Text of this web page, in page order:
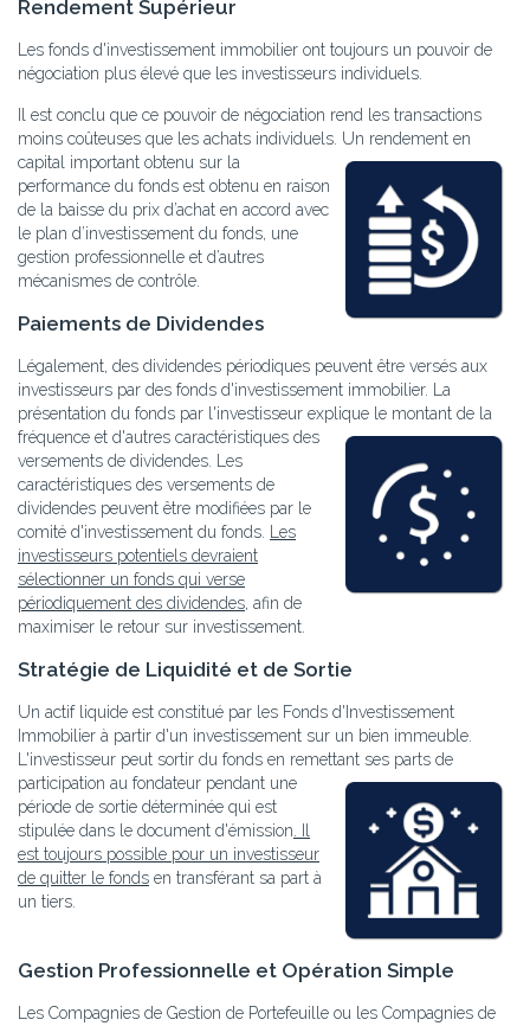
Rendement Supérieur
Les fonds d'investissement immobilier ont toujours un pouvoir de
négociation plus élevé que les investisseurs individuels.
Il est conclu que ce pouvoir de négociation rend les transactions
moins coûteuses que les achats individuels. Un rendement en
capital important obtenu sur la
performance du fonds est obtenu en raison
de la baisse du prix d’achat en accord avec
le plan d’investissement du fonds, une
gestion professionnelle et d’autres
mécanismes de contrôle.
Paiements de Dividendes
Légalement, des dividendes périodiques peuvent être versés aux
investisseurs par des fonds d'investissement immobilier. La
présentation du fonds par l'investisseur explique le montant de la
fréquence et d'autres caractéristiques des
versements de dividendes. Les
caractéristiques des versements de
dividendes peuvent être modifiées par le
comité d'investissement du fonds.
Les
investisseurs potentiels devraient
sélectionner un fonds qui verse
périodiquement des dividendes, afin de
maximiser le retour sur investissement.
Stratégie de Liquidité et de Sortie
Un actif liquide est constitué par les Fonds d'Investissement
Immobilier à partir d'un investissement sur un bien immeuble.
L'investisseur peut sortir du fonds en remettant ses parts de
participation au fondateur pendant une
période de sortie déterminée qui est
stipulée dans le document d'émission
est toujours possible pour un investisseur
de quitter le fonds en transférant sa part à
un tiers.
Gestion Professionnelle et Opération Simple
Les Compagnies de Gestion de Portefeuille ou les Compagnies de